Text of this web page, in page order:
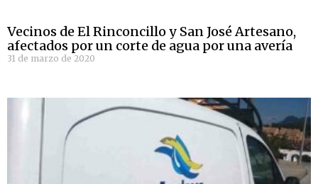
Vecinos de El Rinconcillo y San José Artesano,
afectados por un corte de agua por una avería
31 de marzo de 2020